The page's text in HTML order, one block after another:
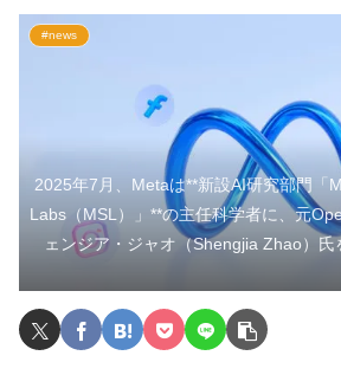
#news
2025年7月、Metaは**新設AI研究部門「
Labs（MSL）」**の主任科学者に、元
ェンジア・ジャオ（Shengjia Zhao）